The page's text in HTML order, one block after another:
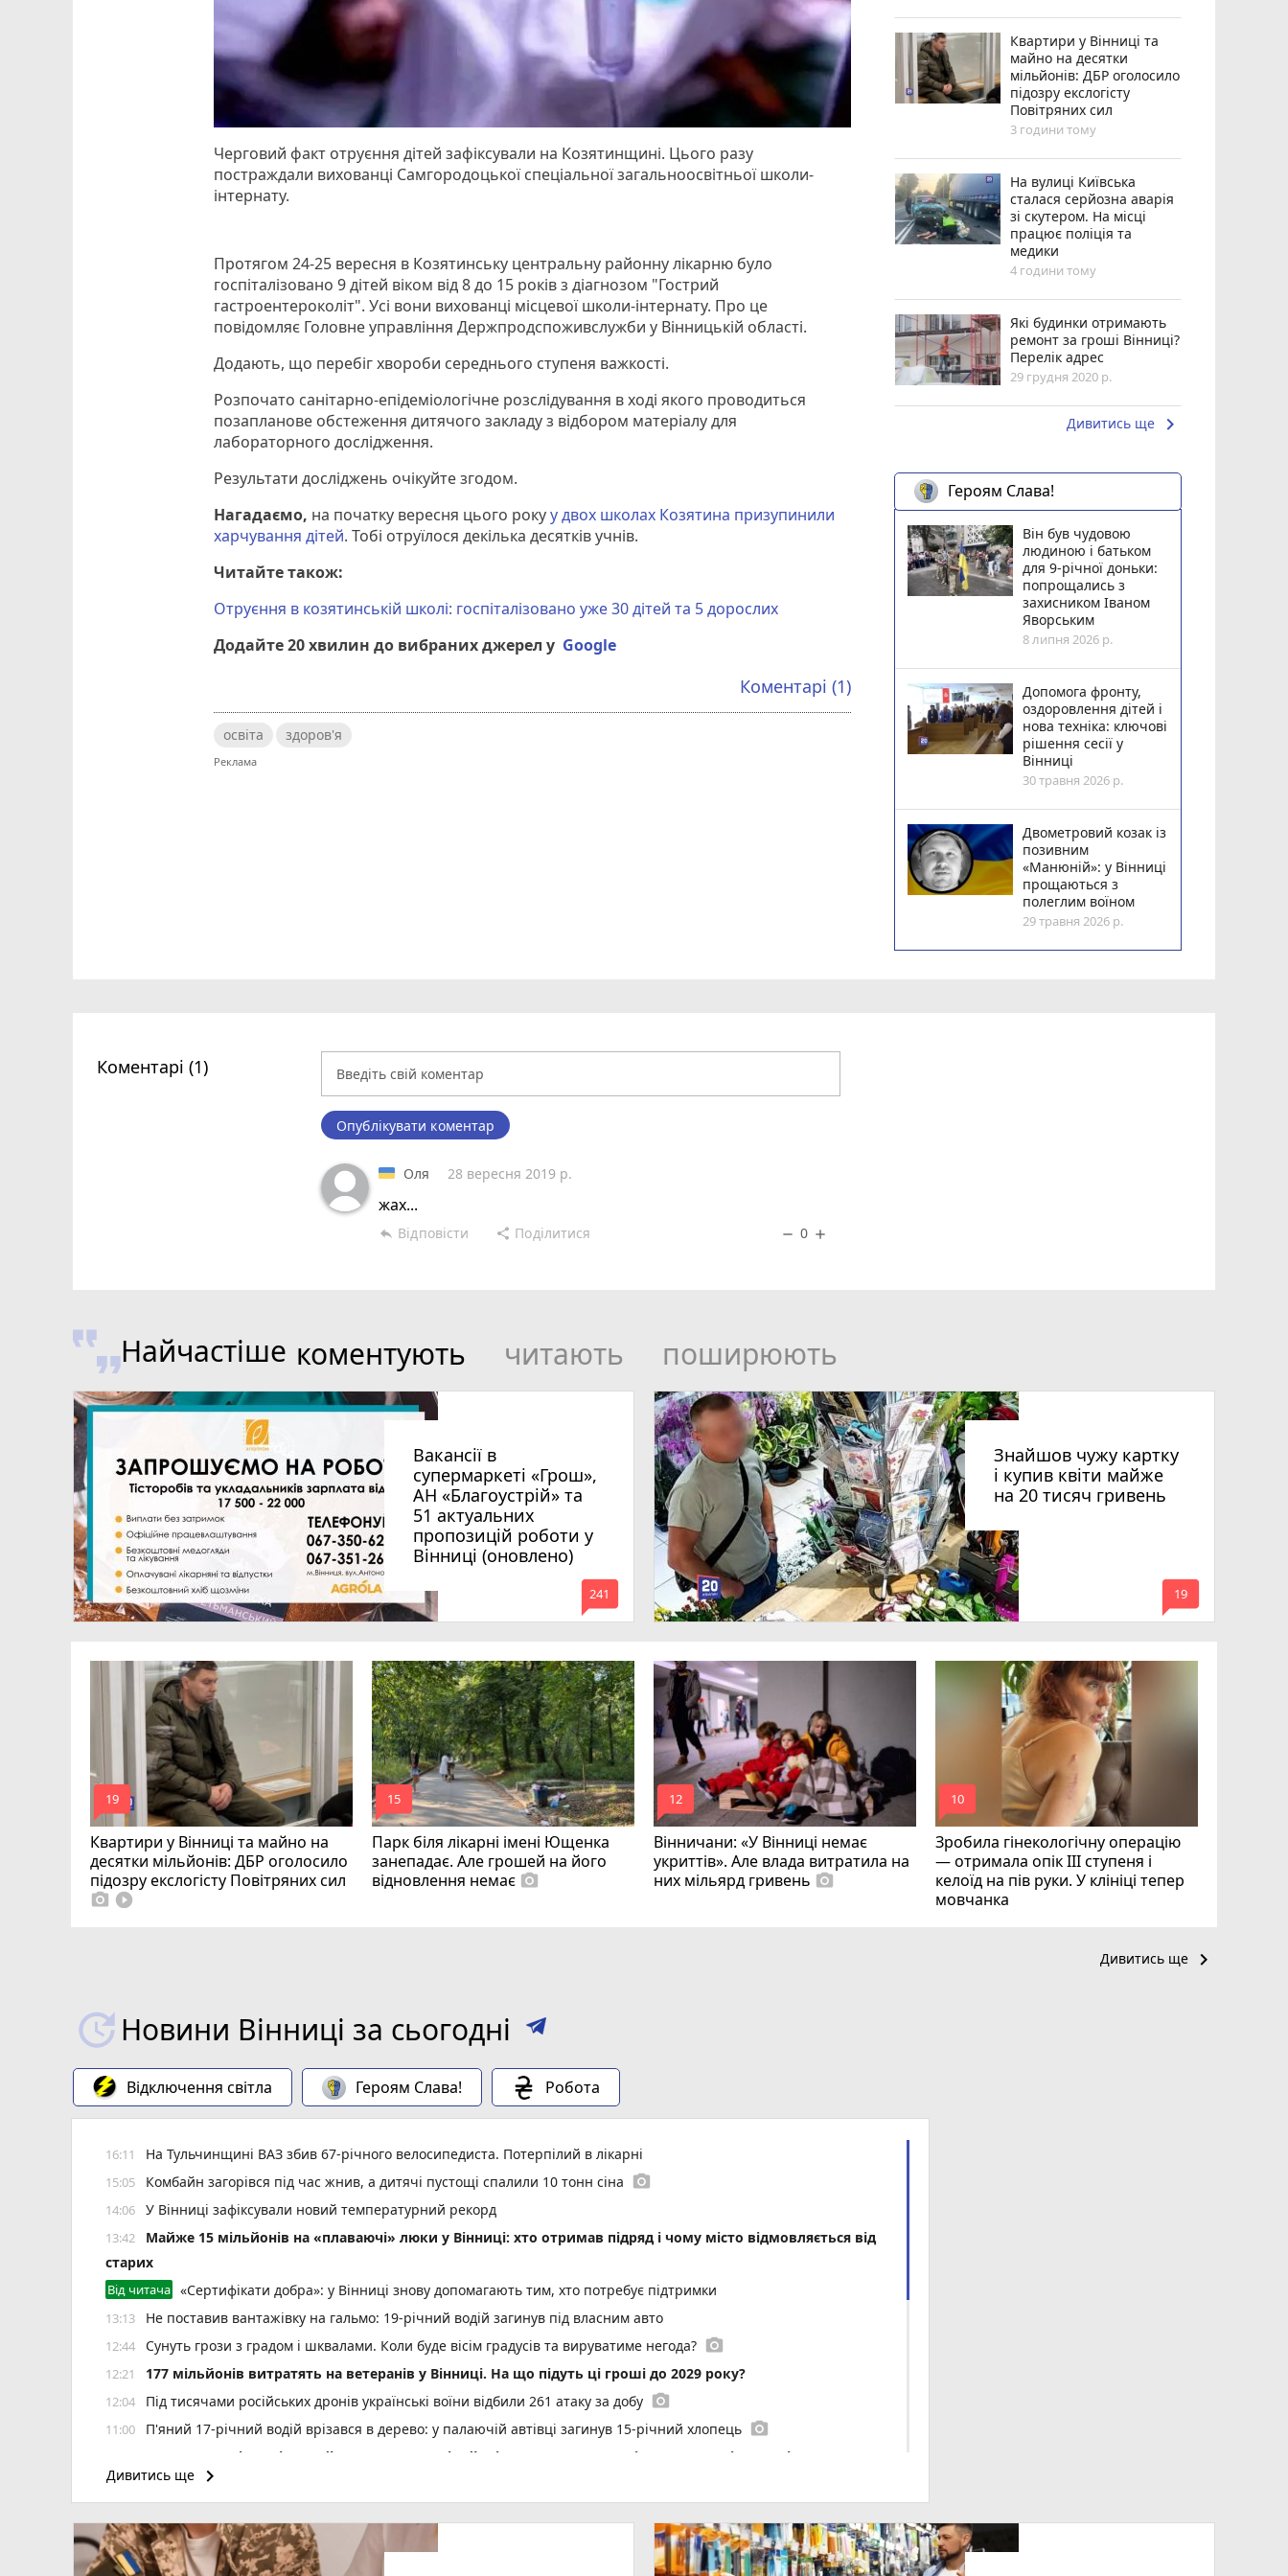
Черговий факт отруєння дітей зафіксували на Козятинщині. Цього разу
постраждали вихованці Самгородоцької спеціальної загальноосвітньої школи-
інтернату.
Протягом 24-25 вересня в Козятинську центральну районну лікарню було
госпіталізовано 9 дітей віком від 8 до 15 років з діагнозом "Гострий
гастроентероколіт". Усі вони вихованці місцевої школи-інтернату. Про це
повідомляє Головне управління Держпродспоживслужби у Вінницькій області.
Додають, що перебіг хвороби середнього ступеня важкості.
Розпочато санітарно-епідеміологічне розслідування в ході якого проводиться
позапланове обстеження дитячого закладу з відбором матеріалу для
лабораторного дослідження.
Результати досліджень очікуйте згодом.
Нагадаємо, на початку вересня цього рокуу двох школах Козятина призупинили
харчування дітей. Тобі отруїлося декілька десятків учнів.
Читайте також:
Отруєння в козятинській школі: госпіталізовано уже 30 дітей та 5 дорослих
Додайте 20 хвилин до вибраних джерел у Google
Коментарі (1)
освіта здоров'я
Квартири у Вінниці та
майно на десятки
мільйонів: ДБР оголосило
підозру екслогісту
Повітряних сил
3 години тому
На вулиці Київська
сталася серйозна аварія
зі скутером. На місці
працює поліція та
медики
4 години тому
Які будинки отримають
ремонт за гроші Вінниці?
Перелік адрес
29 грудня 2020 р.
Дивитись ще keyboard_arrow_right
Героям Слава!
Він був чудовою
людиною і батьком
для 9-річної доньки:
попрощались з
захисником Іваном
Яворським
8 липня 2026 р.
Допомога фронту,
оздоровлення дітей і
нова техніка: ключові
рішення сесії у
Вінниці
30 травня 2026 р.
Двометровий козак із
позивним
«Манюній»: у Вінниці
прощаються з
полеглим воїном
29 травня 2026 р.
Коментарі (1)
Опублікувати коментар
Оля 28 вересня 2019 р.
жах...
reply Відповісти share Поділитися remove 0 add
Найчастіше коментують читають поширюють
Вакансії в
супермаркеті «Грош»,
АН «Благоустрій» та
51 актуальних
пропозицій роботи у
Вінниці (оновлено)
mode_comment
241
Знайшов чужу картку
і купив квіти майже
на 20 тисяч гривень
mode_comment
19
Квартири у Вінниці та майно на
десятки мільйонів: ДБР оголосило
підозру екслогісту Повітряних сил
photo_camera play_circle_filled
mode_comment
19
Парк біля лікарні імені Ющенка
занепадає. Але грошей на його
відновлення немає photo_camera
mode_comment
15
Вінничани: «У Вінниці немає
укриттів». Але влада витратила на
них мільярд гривень photo_camera
mode_comment
12
Зробила гінекологічну операцію
— отримала опік ІІІ ступеня і
келоїд на пів руки. У клініці тепер
мовчанка
mode_comment
10
Дивитись ще keyboard_arrow_right
Новини Вінниці за сьогодні
Відключення світла Героям Слава! Робота
16:11 На Тульчинщині ВАЗ збив 67-річного велосипедиста. Потерпілий в лікарні
15:05 Комбайн загорівся під час жнив, а дитячі пустощі спалили 10 тонн сіна photo_camera
14:06 У Вінниці зафіксували новий температурний рекорд
13:42
Майже 15 мільйонів на «плаваючі» люки у Вінниці: хто отримав підряд і чому місто відмовляється від
старих
Від читача «Сертифікати добра»: у Вінниці знову допомагають тим, хто потребує підтримки
13:13 Не поставив вантажівку на гальмо: 19-річний водій загинув під власним авто
12:44 Сунуть грози з градом і шквалами. Коли буде вісім градусів та вируватиме негода? photo_camera
12:21 177 мільйонів витратять на ветеранів у Вінниці. На що підуть ці гроші до 2029 року?
12:04 Під тисячами російських дронів українські воїни відбили 261 атаку за добу photo_camera
11:00 П'яний 17-річний водій врізався в дерево: у палаючій автівці загинув 15-річний хлопець photo_camera
Квартири у Вінниці та майно на десятки мільйонів: ДБР оголосило підозру екслогісту Повітряних сил
play_circle_filledphoto_camera
play_circle_filled
09:53 Воду у Вінниці обіцяють повернути лише ввечері
09:44 На вулиці Київська сталася серйозна аварія зі скутером. На місці працює поліція та медики
Дивитись ще keyboard_arrow_right